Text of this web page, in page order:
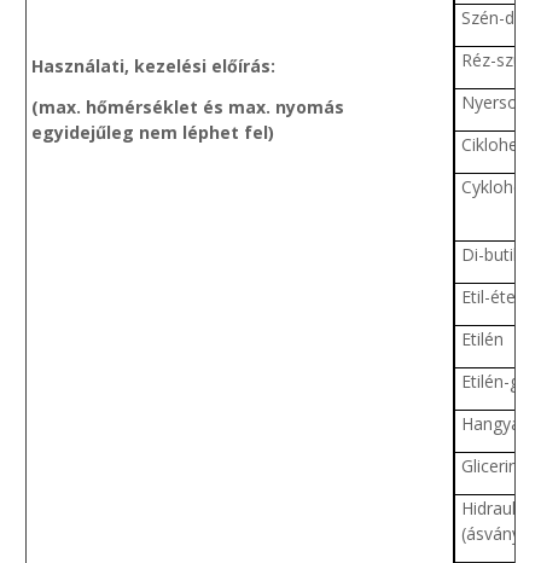
Használati, kezelési előírás:
(max. hőmérséklet és max. nyomás
egyidejűleg nem léphet fel)
Szén-
Réz-
Nyersolaj
Di-butil-
Etil-éter
Etilén
Etilén-
Glicerin
(ásványi)